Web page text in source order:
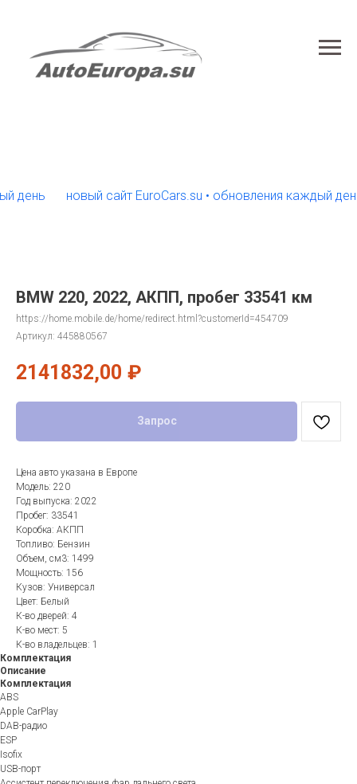
новый сайт EuroCars.su • обновления каждый день
BMW 220, 2022, АКПП, пробег 33541 км
https://home.mobile.de/home/redirect.html?customerId=454709
Артикул: 445880567
2141832,00 ₽
Запрос
Цена авто указана в Европе
Модель: 220
Год выпуска: 2022
Пробег: 33541
Коробка: АКПП
Топливо: Бензин
Объем, см3: 1499
Мощность: 156
Кузов: Универсал
Цвет: Белый
К-во дверей: 4
К-во мест: 5
К-во владельцев: 1
Комплектация
Описание
Комплектация
ABS
Apple CarPlay
DAB-радио
ESP
Isofix
USB-порт